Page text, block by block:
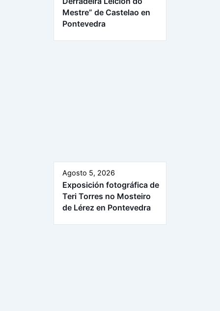
Mestre” de Castelao en
Pontevedra
Agosto 5, 2026
Exposición fotográfica de
Teri Torres no Mosteiro
de Lérez en Pontevedra